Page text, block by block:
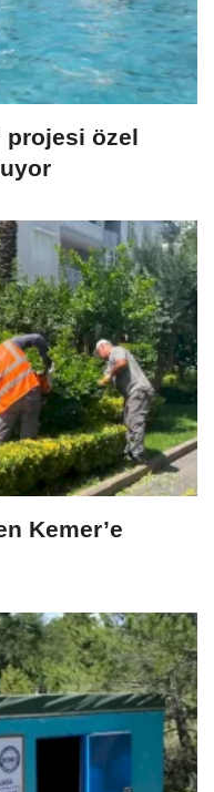
projesi özel
Kemer’e